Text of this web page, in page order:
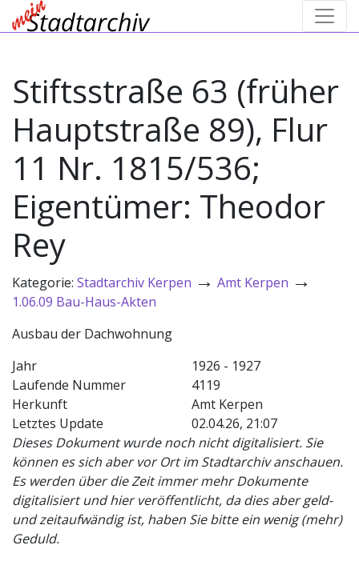
Stiftsstraße 63 (früher
Hauptstraße 89), Flur
11 Nr. 1815/536;
Eigentümer: Theodor
Rey
Kategorie: Stadtarchiv Kerpen → Amt Kerpen →
1.06.09 Bau-Haus-Akten
Ausbau der Dachwohnung
Jahr
1926 - 1927
Laufende Nummer
4119
Herkunft
Amt Kerpen
Letztes Update
02.04.26, 21:07
Dieses Dokument wurde noch nicht digitalisiert. Sie
können es sich aber vor Ort im Stadtarchiv anschauen.
Es werden über die Zeit immer mehr Dokumente
digitalisiert und hier veröffentlicht, da dies aber geld-
und zeitaufwändig ist, haben Sie bitte ein wenig (mehr)
Geduld.